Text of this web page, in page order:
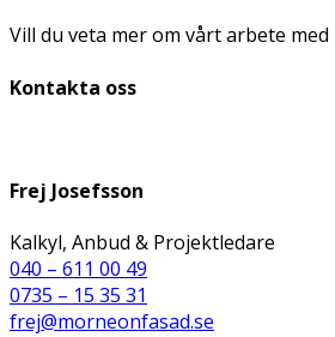
Vill du veta mer om vårt arbete
Kontakta oss
Frej Josefsson
Kalkyl, Anbud & Projektledare
040 – 611 00 49
0735 – 15 35 31
frej@morneonfasad.se